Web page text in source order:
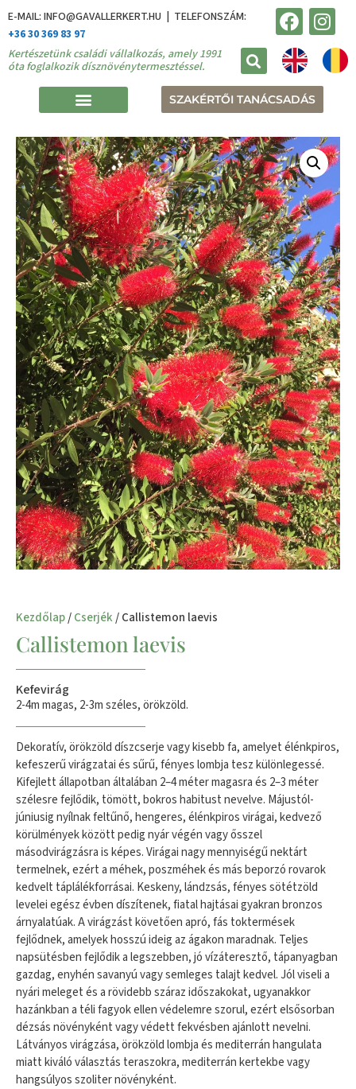
E-MAIL: INFO@GAVALLERKERT.HU | TELEFONSZÁM:
+36 30 369 83 97
Kertészetünk családi vállalkozás, amely 1991
óta foglalkozik dísznövénytermesztéssel.
SZAKÉRTŐI TANÁCSADÁS
Kezdőlap/Cserjék/ Callistemon laevis
Callistemon laevis
Kefevirág
2-4m magas, 2-3m széles, örökzöld.
​Dekoratív, örökzöld díszcserje vagy kisebb fa, amelyet élénkpiros,
kefeszerű virágzatai és sűrű, fényes lombja tesz különlegessé.
Kifejlett állapotban általában 2–4 méter magasra és 2–3 méter
szélesre fejlődik, tömött, bokros habitust nevelve. Májustól​-
júniusig nyílnak feltűnő, hengeres, élénkpiros virágai, kedvező
körülmények között pedig nyár végén vagy ősszel
másodvirágzásra is képes. Virágai nagy mennyiségű nektárt
termelnek, ezért a méhek, poszméhek és más beporzó rovarok
kedvelt táplálékforrásai. Keskeny, lándzsás, fényes sötétzöld
levelei egész évben díszítenek, fiatal hajtásai gyakran bronzos
árnyalatúak. A virágzást követően apró, fás toktermések
fejlődnek, amelyek hosszú ideig az ágakon maradnak. Teljes
napsütésben fejlődik a legszebben, jó vízáteresztő, tápanyagban
gazdag, enyhén savanyú vagy semleges talajt kedvel. Jól viseli a
nyári meleget és a rövidebb száraz időszakokat, ugyanakkor
hazánkban a téli fagyok ellen védelemre szorul, ezért elsősorban
dézsás növényként vagy védett fekvésben ajánlott nevelni.
Látványos virágzása, örökzöld lombja és mediterrán hangulata
miatt kiváló választás teraszokra, mediterrán kertekbe vagy
hangsúlyos szoliter növényként.